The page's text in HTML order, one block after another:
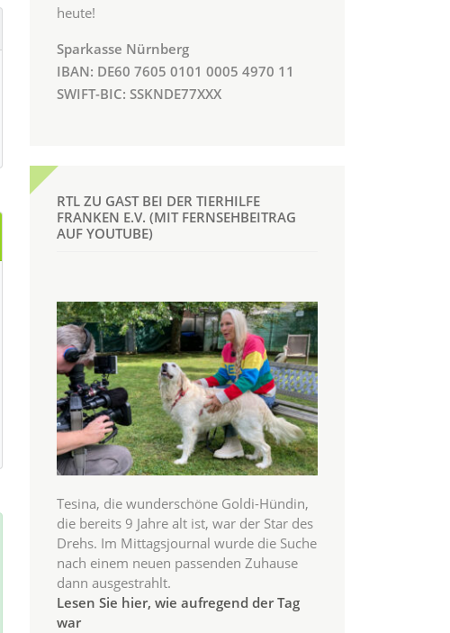
heute!
Sparkasse Nürnberg
IBAN: DE60 7605 0101 0005 4970 11
SWIFT-BIC: SSKNDE77XXX
RTL ZU GAST BEI DER TIERHILFE
FRANKEN E.V. (MIT FERNSEHBEITRAG
AUF YOUTUBE)
Tesina, die wunderschöne Goldi-Hündin,
die bereits 9 Jahre alt ist, war der Star des
Drehs. Im Mittagsjournal wurde die Suche
nach einem neuen passenden Zuhause
dann ausgestrahlt.
Lesen Sie hier, wie aufregend der Tag
war